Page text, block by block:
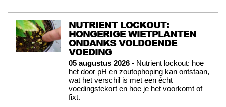
NUTRIENT LOCKOUT:
HONGERIGE WIETPLANTEN
ONDANKS VOLDOENDE
VOEDING
05 augustus 2026 - Nutrient lockout: hoe
het door pH en zoutophoping kan ontstaan,
wat het verschil is met een écht
voedingstekort en hoe je het voorkomt of
fixt.